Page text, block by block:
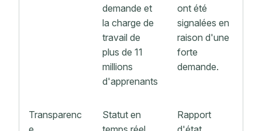
demande et
la charge de
travail de
plus de 11
millions
d'apprenants
ont été
signalées en
raison d'une
forte
demande.
Transparenc
Statut en
Rapport